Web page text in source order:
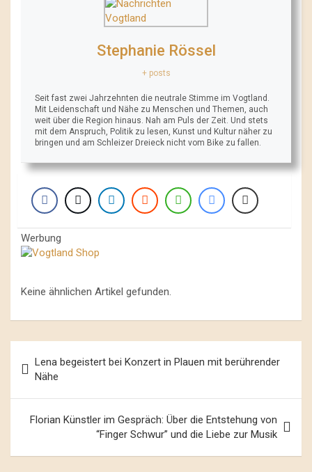
Stephanie Rössel
+ posts
Seit fast zwei Jahrzehnten die neutrale Stimme im Vogtland.
Mit Leidenschaft und Nähe zu Menschen und Themen, auch
weit über die Region hinaus. Nah am Puls der Zeit. Und stets
mit dem Anspruch, Politik zu lesen, Kunst und Kultur näher zu
bringen und am Schleizer Dreieck nicht vom Bike zu fallen.
Werbung
Keine ähnlichen Artikel gefunden.
Navigation
Lena begeistert bei Konzert in Plauen mit berührender
Nähe
Florian Künstler im Gespräch: Über die Entstehung von
“Finger Schwur” und die Liebe zur Musik